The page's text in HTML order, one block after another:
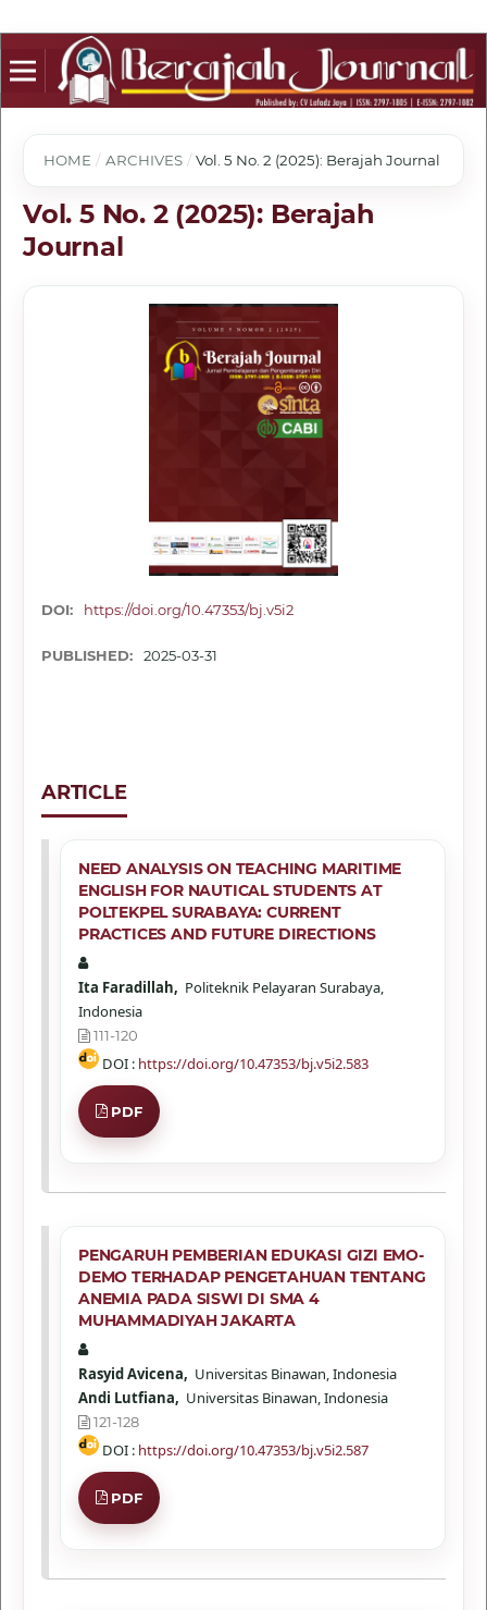
HOME / ARCHIVES / Vol. 5 No. 2 (2025): Berajah Journal
Vol. 5 No. 2 (2025): Berajah
Journal
DOI: https://doi.org/10.47353/bj.v5i2
PUBLISHED: 2025-03-31
ARTICLE
NEED ANALYSIS ON TEACHING MARITIME
ENGLISH FOR NAUTICAL STUDENTS AT
POLTEKPEL SURABAYA: CURRENT
PRACTICES AND FUTURE DIRECTIONS
Ita Faradillah, Politeknik Pelayaran Surabaya,
Indonesia
111-120
DOI : https://doi.org/10.47353/bj.v5i2.583
PDF
PENGARUH PEMBERIAN EDUKASI GIZI EMO-
DEMO TERHADAP PENGETAHUAN TENTANG
ANEMIA PADA SISWI DI SMA 4
MUHAMMADIYAH JAKARTA
Rasyid Avicena, Universitas Binawan, Indonesia
Andi Lutfiana, Universitas Binawan, Indonesia
121-128
DOI : https://doi.org/10.47353/bj.v5i2.587
PDF